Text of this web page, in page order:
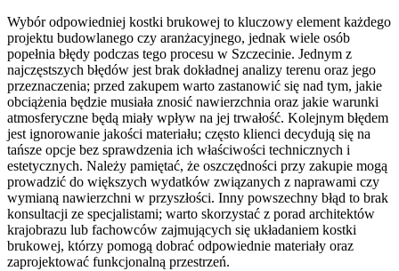
Wybór odpowiedniej kostki brukowej to kluczowy element każdego
projektu budowlanego czy aranżacyjnego, jednak wiele osób
popełnia błędy podczas tego procesu w Szczecinie. Jednym z
najczęstszych błędów jest brak dokładnej analizy terenu oraz jego
przeznaczenia; przed zakupem warto zastanowić się nad tym, jakie
obciążenia będzie musiała znosić nawierzchnia oraz jakie warunki
atmosferyczne będą miały wpływ na jej trwałość. Kolejnym błędem
jest ignorowanie jakości materiału; często klienci decydują się na
tańsze opcje bez sprawdzenia ich właściwości technicznych i
estetycznych. Należy pamiętać, że oszczędności przy zakupie mogą
prowadzić do większych wydatków związanych z naprawami czy
wymianą nawierzchni w przyszłości. Inny powszechny błąd to brak
konsultacji ze specjalistami; warto skorzystać z porad architektów
krajobrazu lub fachowców zajmujących się układaniem kostki
brukowej, którzy pomogą dobrać odpowiednie materiały oraz
zaprojektować funkcjonalną przestrzeń.